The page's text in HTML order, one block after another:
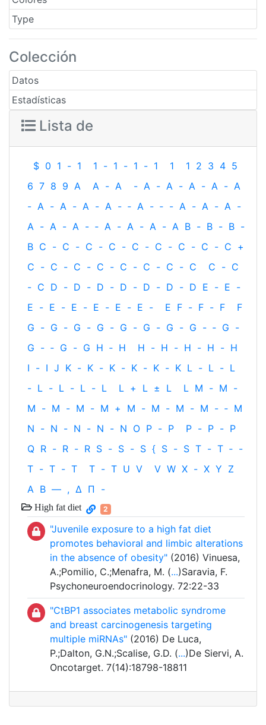
Type
Colección
Datos
Estadísticas
Lista de
$ 0 1 - 1 1 - 1 - 1 - 1 1 1 2 3 4 5
6 7 8 9 A A - A - A - A - A - A - A
- A - A - A - A - ‐ A - ‐ - A - A - A -
A - A - A - ‐ A - A - A - A B - B - B -
B C - C - C - C - C - C - C - C - C +
C - C - C - C - C - C - C - C C - C
- C D - D - D - D - D - D - D E - E -
E - E - E - E - E - E - E F - F - F
F
G - G - G - G - G - G - G - G - ‐ G -
G - ‐ G - G H ‐ H H - H - H - H - H
I - I J K - K - K - K - K - K L - L - L
- L - L - L - L L + L ± L L M - M -
M - M - M - M + M - M - M - M - ‐ M
N - N - N - N - N O P - P P - P - P
Q R - R - R S - S - S { S - S T - T ‐ -
T - T - T T - T U V V W X - X Y Z
Α Β — , Δ Π -
High fat diet 2
"Juvenile exposure to a high fat diet
promotes behavioral and limbic alterations
in the absence of obesity" (2016) Vinuesa,
A.;Pomilio, C.;Menafra, M. (...)Saravia, F.
Psychoneuroendocrinology. 72:22-33
"CtBP1 associates metabolic syndrome
and breast carcinogenesis targeting
multiple miRNAs" (2016) De Luca,
P.;Dalton, G.N.;Scalise, G.D. (...)De Siervi, A.
Oncotarget. 7(14):18798-18811